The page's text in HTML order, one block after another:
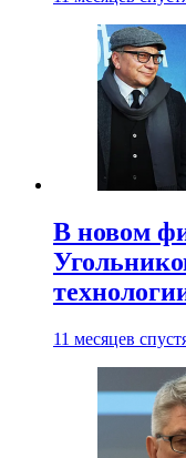
В новом
11 месяцев